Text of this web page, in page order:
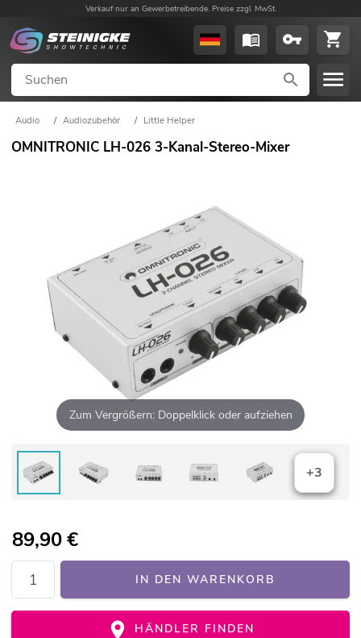
Verkauf nur an Gewerbetreibende. Preise zzgl. MwSt.
Audio / Audiozubehör / Little Helper
OMNITRONIC LH-026 3-Kanal-Stereo-Mixer
Zum Vergrößern: Doppelklick oder aufziehen
+3
89,90€
IN DEN WARENKORB
HÄNDLER FINDEN